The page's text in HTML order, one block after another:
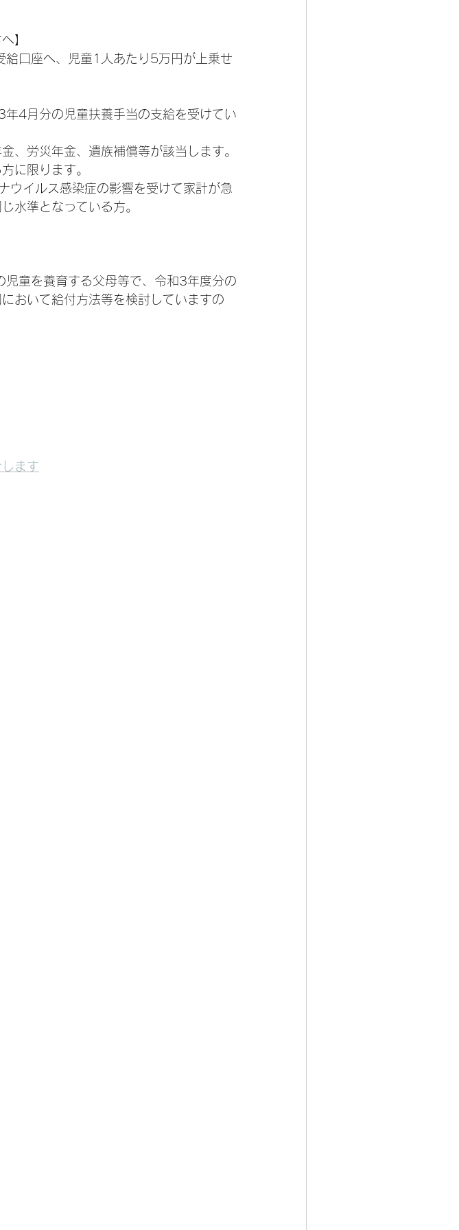
】
口座へ、児童1人あたり5万円が上乗せ
4月分の児童扶養手当の支給を受けてい
労災年金、遺族補償等が該当します。
に限ります。
ウイルス感染症の影響を受けて家計が急
水準となっている方。
童を養育する父母等で、令和3年度分の
おいて給付方法等を検討していますの
ます